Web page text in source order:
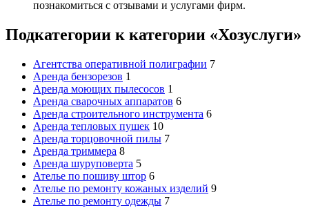
познакомиться с отзывами и услугами фирм.
Подкатегории к категории «Хозуслуги»
Агентства оперативной полиграфии 7
Аренда бензорезов 1
Аренда моющих пылесосов 1
Аренда сварочных аппаратов 6
Аренда строительного инструмента 6
Аренда тепловых пушек 10
Аренда торцовочной пилы 7
Аренда триммера 8
Аренда шуруповерта 5
Ателье по пошиву штор 6
Ателье по ремонту кожаных изделий 9
Ателье по ремонту одежды 7